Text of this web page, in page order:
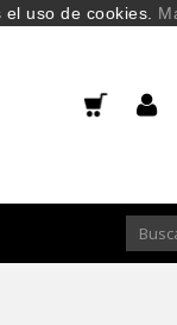
uso de cookies.